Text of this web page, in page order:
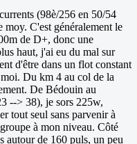
(98è/256 en 50/54
C'est généralement le
de D+, donc une
haut, j'ai eu du mal sur
d'être dans un flot constant
Du km 4 au col de la
De Bédouin au
--> 38), je sors 225w,
tout seul sans parvenir à
à mon niveau. Côté
autour de 160 puls, un peu